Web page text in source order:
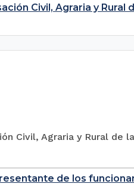
Civil, Agraria y Rural
Civil, Agraria y Rural de
de los